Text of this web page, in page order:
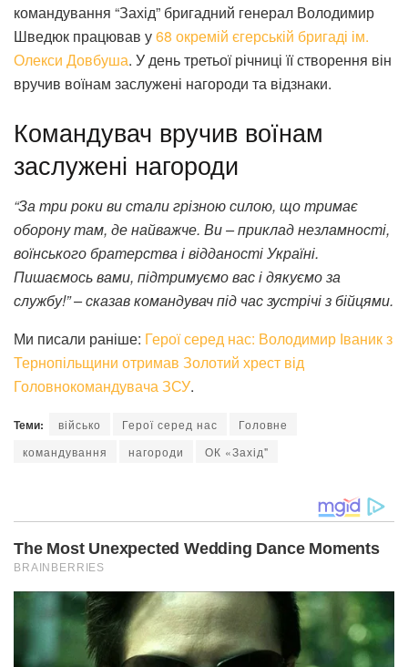
командування “Захід” бригадний генерал Володимир
Шведюк працював у68 окремій єгерській бригаді ім.
Олекси Довбуша. У день третьої річниці її створення він
вручив воїнам заслужені нагороди та відзнаки.
Командувач вручив воїнам
заслужені нагороди
“За три роки ви стали грізною силою, що тримає
оборону там, де найважче. Ви – приклад незламності,
воїнського братерства і відданості Україні.
Пишаємось вами, підтримуємо вас і дякуємо за
службу!” – сказав командувач під час зустрічі з бійцями.
Ми писали раніше: Герої серед нас: Володимир Іваник з
Тернопільщини отримав Золотий хрест від
Головнокомандувача ЗСУ.
Теми: військо Герої серед нас
Головне
командування
нагороди ОК «Захід"